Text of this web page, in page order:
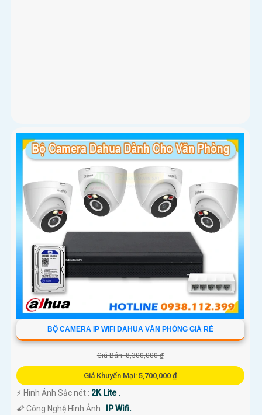
BỘ CAMERA IP WIFI DAHUA VĂN PHÒNG GIÁ RẺ
Giá Bán: 8,300,000 ₫
Giá Khuyến Mại: 5,700,000 ₫
️⚡ Hình Ảnh Sắc nét : 2K Lite .
🌠 Công Nghệ Hình Ảnh : IP Wifi.